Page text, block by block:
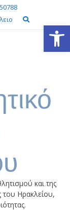
και της
του Ηρακλείου,